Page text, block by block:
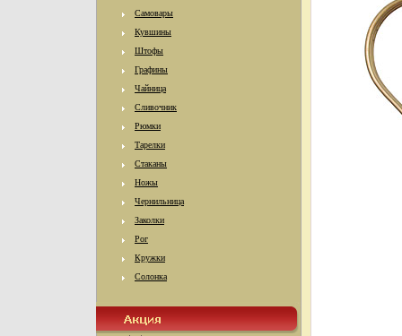
Самовары
Кувшины
Штофы
Графины
Чайница
Сливочник
Рюмки
Тарелки
Стаканы
Ножы
Чернильница
Заколки
Рог
Кружки
Солонка